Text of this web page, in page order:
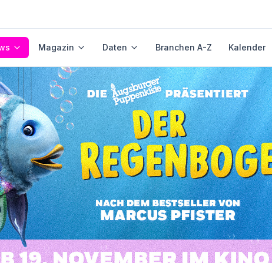
Magazin Daten Branchen A-Z Kalender